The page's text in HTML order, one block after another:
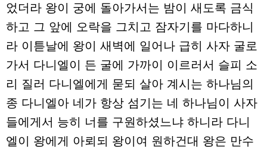
었더라 왕이 궁에 돌아가서는 밤이 새도록 금식
하고 그 앞에 오락을 그치고 잠자기를 마다하니
라 이튿날에 왕이 새벽에 일어나 급히 사자 굴로
가서 다니엘이 든 굴에 가까이 이르러서 슬피 소
리 질러 다니엘에게 묻되 살아 계시는 하나님의
종 다니엘아 네가 항상 섬기는 네 하나님이 사자
들에게서 능히 너를 구원하셨느냐 하니라 다니
엘이 왕에게 아뢰되 왕이여 원하건대 왕은 만수